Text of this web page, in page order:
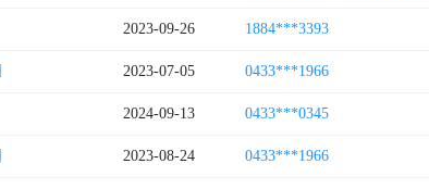
2023-09-26 1884***3393
2023-07-05 0433***1966
2024-09-13 0433***0345
2023-08-24 0433***1966